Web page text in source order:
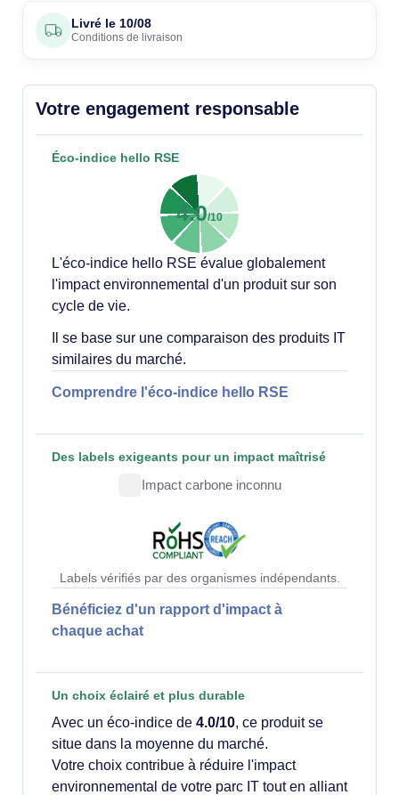
Livré le 10/08
Conditions de livraison
Votre engagement responsable
Éco-indice hello RSE
4.0/10
L'éco-indice hello RSE évalue globalement
l'impact environnemental d'un produit sur son
cycle de vie.
Il se base sur une comparaison des produits IT
similaires du marché.
Comprendre l'éco-indice hello RSE
Des labels exigeants pour un impact maîtrisé
Impact carbone inconnu
Labels vérifiés par des organismes indépendants.
Bénéficiez d'un rapport d'impact à
chaque achat
Un choix éclairé et plus durable
Avec un éco-indice de 4.0/10, ce produit se
situe dans la moyenne du marché.
Votre choix contribue à réduire l'impact
environnemental de votre parc IT tout en alliant